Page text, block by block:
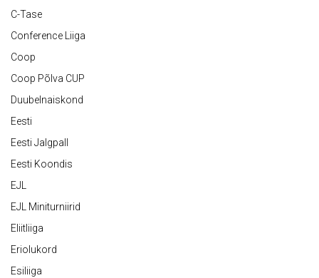
C-Tase
Conference Liiga
Coop
Coop Põlva CUP
Duubelnaiskond
Eesti
Eesti Jalgpall
Eesti Koondis
EJL
EJL Miniturniirid
Eliitliiga
Eriolukord
Esiliiga